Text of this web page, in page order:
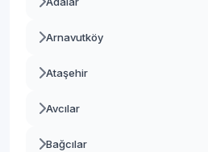
Arnavutköy
Ataşehir
Avcılar
Bağcılar